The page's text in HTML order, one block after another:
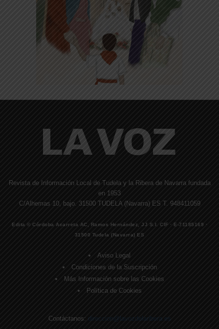
Revista de Información Local de Tudela y la Ribera de Navarra fundada
en 1953
C/Alhemas 10, bajo. 31500 TUDELA (Navarra) ES T. 948411059
Edita © Córdoba Acarreta AC, Ramos Hernández, JJ S.I. CIF · E-71185169 ·
31500 Tudela (Navarra) ES
Aviso Legal
Condiciones de la Suscripción
Más Información sobre las Cookies
Política de Cookies
Contáctanos: direccion@lavozdelaribera.es